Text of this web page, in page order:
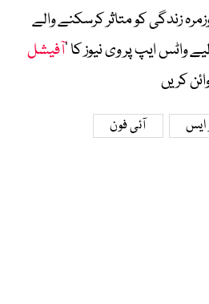
زندگی کو متاثر کرسکنے والے
ایپ پر وی نیوز کا ’آفیشل
کریں
ایس
آئی فون